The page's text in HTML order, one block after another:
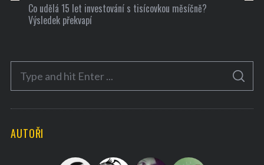
Co udělá 15 let investování s tisícovkou měsíčně?
Výsledek překvapí
c
S
A
C
AUTOŘI